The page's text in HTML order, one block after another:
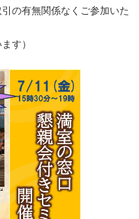
の有無関係なくご参加いた
す）